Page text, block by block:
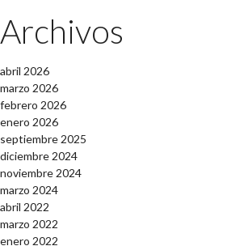
Archivos
abril 2026
marzo 2026
febrero 2026
enero 2026
septiembre 2025
diciembre 2024
noviembre 2024
marzo 2024
abril 2022
marzo 2022
enero 2022